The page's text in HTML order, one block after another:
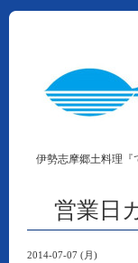
伊勢志摩郷土料理『
営業日
2014-07-07 (月)